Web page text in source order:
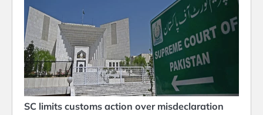
SC limits customs action over misdeclaration